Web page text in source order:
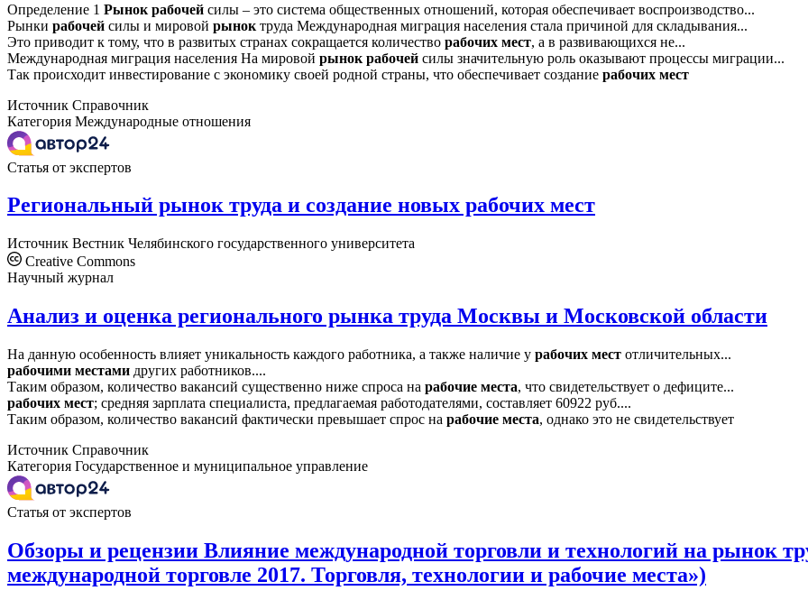
Определение 1 Рынок рабочей силы – это система общественных отношений, которая обеспечивает воспроизводство...
Рынки рабочей силы и мировой рынок труда Международная миграция населения стала причиной для складывания...
Это приводит к тому, что в развитых странах сокращается количество рабочих мест, а в развивающихся не...
Международная миграция населения На мировой рынок рабочей силы значительную роль оказывают процессы миграции...
Так происходит инвестирование с экономику своей родной страны, что обеспечивает создание рабочих мест
Источник Справочник
Категория Международные отношения
Статья от экспертов
Региональный рынок труда и создание новых рабочих мест
Источник Вестник Челябинского государственного университета
Creative Commons
Научный журнал
Анализ и оценка регионального рынка труда Москвы и Московской области
На данную особенность влияет уникальность каждого работника, а также наличие у рабочих мест отличительных...
рабочими местами других работников....
Таким образом, количество вакансий существенно ниже спроса на рабочие места, что свидетельствует о дефиците...
рабочих мест; средняя зарплата специалиста, предлагаемая работодателями, составляет 60922 руб....
Таким образом, количество вакансий фактически превышает спрос на рабочие места, однако это не свидетельствует
Источник Справочник
Категория Государственное и муниципальное управление
Статья от экспертов
Обзоры и рецензии Влияние международной торговли и технологий на рынок
международной торговле 2017. Торговля, технологии и рабочие места»)